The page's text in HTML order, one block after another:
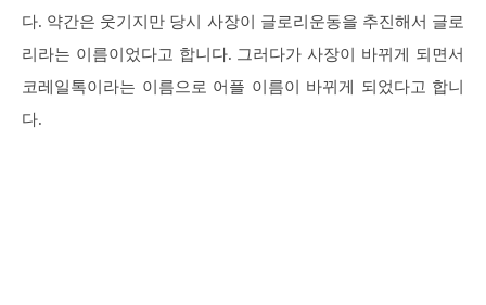
다. 약간은 웃기지만 당시 사장이 글로리운동을 추진해서 글로
리라는 이름이었다고 합니다. 그러다가 사장이 바뀌게 되면서
코레일톡이라는 이름으로 어플 이름이 바뀌게 되었다고 합니
다.